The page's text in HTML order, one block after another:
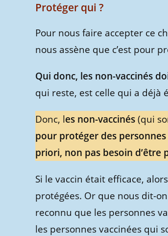
Protéger qui ?
Pour nous faire accepter ce
nous assène que c’est pour
Qui donc, les non-vaccinés
qui reste, est celle qui a déjà
Donc, les non-vaccinés(qui
pour protéger des
priori, non pas besoin d’être
Si le vaccin était efficace,
protégées. Or que nous dit-
reconnu que les personnes
les personnes vaccinées qui